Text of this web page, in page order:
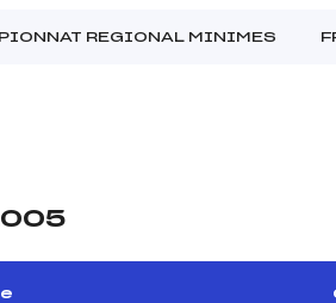
REGIONAL MINIMES